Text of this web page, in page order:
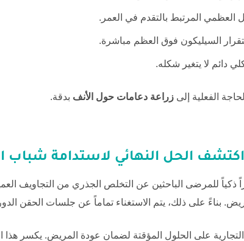
العظمي المرتبط بالتقدم في العمر.
السيليكون فوق العظم مباشرة.
دائم لا يتغير شكله.
الفعلية إلى زراعة دعامات حول الأنف بدقة.
الحل النهائي لاستدامة شباب
ذكياً للمرضى الباحثين عن التخلص الجذري من التجاويف
بناءً على ذلك، يتم الاستغناء تماماً عن جلسات الحقن
على الحلول المؤقتة لضمان عودة المريض. يكسر هذا